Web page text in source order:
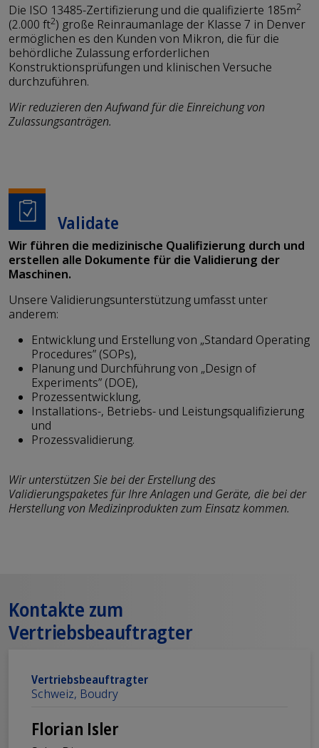
Die ISO 13485-Zertifizierung und die qualifizierte 185m2
(2.000 ft2) große Reinraumanlage der Klasse 7 in Denver
ermöglichen es den Kunden von Mikron, die für die
behördliche Zulassung erforderlichen
Konstruktionsprüfungen und klinischen Versuche
durchzuführen.
Wir reduzieren den Aufwand für die Einreichung von
Zulassungsanträgen.
Validate
Wir führen die medizinische Qualifizierung durch und
erstellen alle Dokumente für die Validierung der
Maschinen.
Unsere Validierungsunterstützung umfasst unter
anderem:
Entwicklung und Erstellung von „Standard Operating
Procedures” (SOPs),
Planung und Durchführung von „Design of
Experiments” (DOE),
Prozessentwicklung,
Installations-, Betriebs- und Leistungsqualifizierung
und
Prozessvalidierung.
Wir unterstützen Sie bei der Erstellung des
Validierungspaketes für Ihre Anlagen und Geräte, die bei der
Herstellung von Medizinprodukten zum Einsatz kommen.
Kontakte zum
Vertriebsbeauftragter
Vertriebsbeauftragter
Schweiz, Boudry
Florian Isler